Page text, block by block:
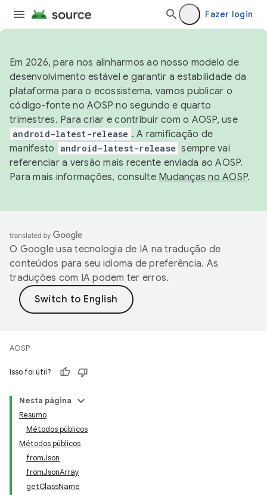
Fazer login
Em 2026, para nos alinharmos ao nosso modelo de
desenvolvimento estável e garantir a estabilidade da
plataforma para o ecossistema, vamos publicar o
código-fonte no AOSP no segundo e quarto
trimestres. Para criar e contribuir com o AOSP, use
android-latest-release . A ramificação de
manifesto
android-latest-release sempre vai
referenciar a versão mais recente enviada ao AOSP.
Para mais informações, consulte Mudanças no AOSP.
O Google usa tecnologia de IA na tradução de
conteúdos para seu idioma de preferência. As
traduções com IA podem ter erros.
AOSP
Isso foi útil?
Nesta página
Resumo
Métodos públicos
Métodos públicos
fromJson
fromJsonArray
getClassName